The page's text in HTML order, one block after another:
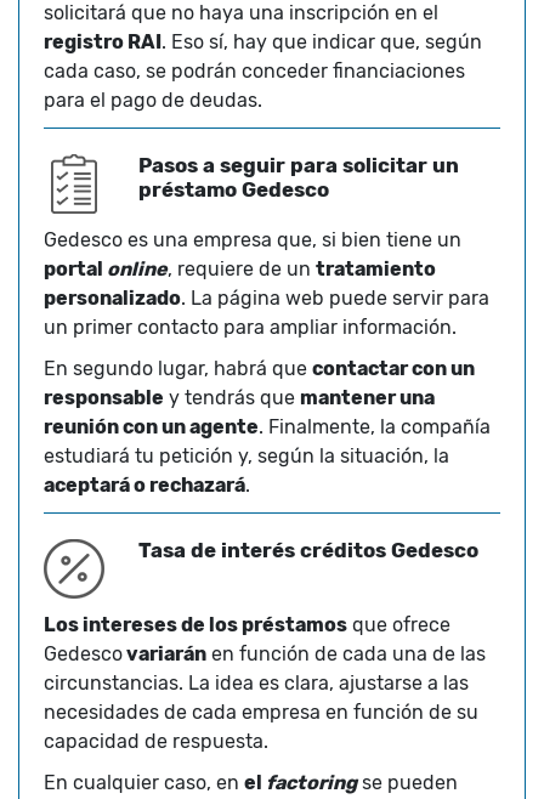
solicitará que no haya una inscripción en el
registro RAI . Eso sí, hay que indicar que, según
cada caso, se podrán conceder financiaciones
para el pago de deudas.
Pasos a seguir para solicitar un
préstamo Gedesco
Gedesco es una empresa que, si bien tiene un
portal online, requiere de un tratamiento
personalizado. La página web puede servir para
un primer contacto para ampliar información.
En segundo lugar, habrá que contactar con un
responsable y tendrás que mantener una
reunión con un agente. Finalmente, la compañía
estudiará tu petición y, según la situación, la
aceptará o rechazará.
Tasa de interés créditos Gedesco
Los intereses de los préstamos que ofrece
Gedescovariarán en función de cada una de las
circunstancias. La idea es clara, ajustarse a las
necesidades de cada empresa en función de su
capacidad de respuesta.
En cualquier caso, en el factoringse pueden